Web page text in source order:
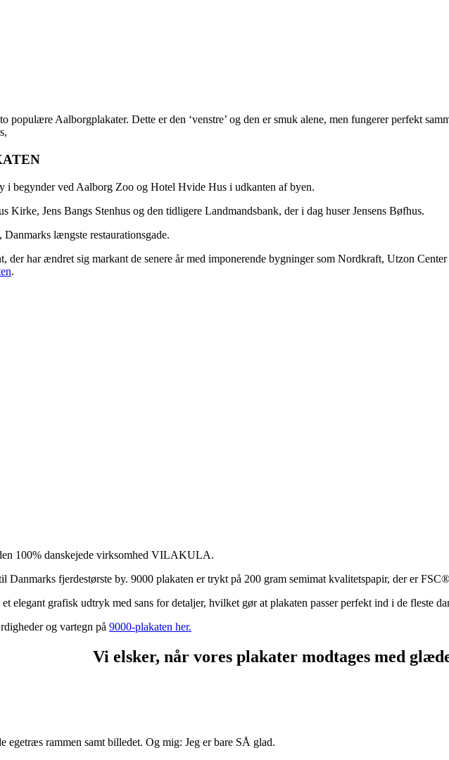
Aalborgplakater. Dette er den ‘venstre’ og den er smuk alene, men fungerer perfekt
i begynder ved Aalborg Zoo og Hotel Hvide Hus i udkanten af byen.
Kirke, Jens Bangs Stenhus og den tidligere Landmandsbank, der i dag huser Jensens Bøfhus.
længste restaurationsgade.
der har ændret sig markant de senere år med imponerende bygninger som Nordkraft, Utzon
.
100% danskejede virksomhed VILAKULA.
fjerdestørste by. 9000 plakaten er trykt på 200 gram semimat kvalitetspapir, der er
elegant grafisk udtryk med sans for detaljer, hvilket gør at plakaten passer perfekt ind i de fleste
og vartegn på 9000-plakaten her.
Vi elsker, når vores plakater modtages med
egetræs rammen samt billedet. Og mig: Jeg er bare SÅ glad.